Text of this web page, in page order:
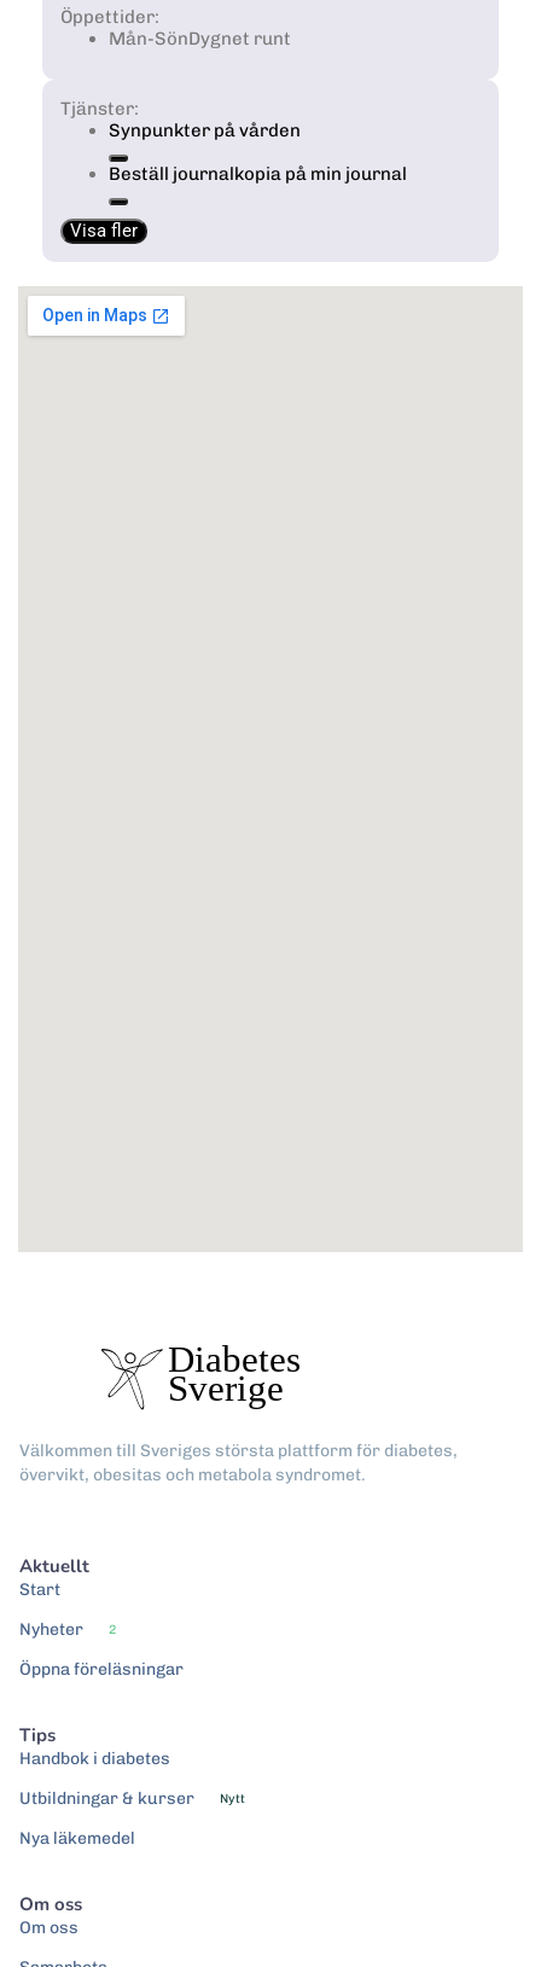
Öppettider:
Mån-SönDygnet runt
Tjänster:
Synpunkter på vården
Beställ journalkopia på min journal
Visa fler
Välkommen till Sveriges största plattform för diabetes,
övervikt, obesitas och metabola syndromet.
Aktuellt
Start
Nyheter
2
Öppna föreläsningar
Tips
Handbok i diabetes
Utbildningar & kurser
Nytt
Nya läkemedel
Om oss
Om oss